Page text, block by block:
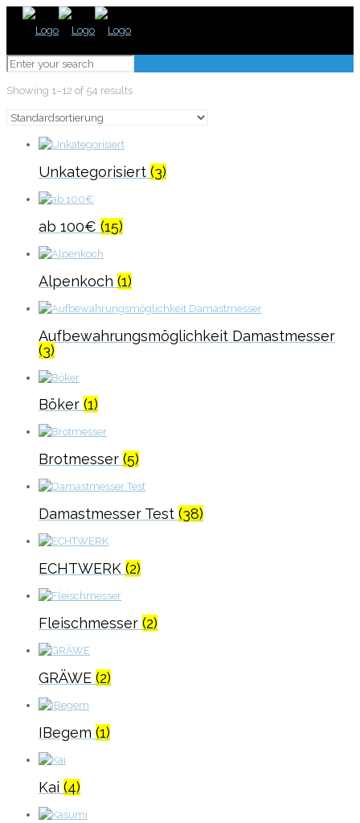
Showing 1–12 of 54 results
Unkategorisiert (3)
ab 100€ (15)
Alpenkoch (1)
Aufbewahrungsmöglichkeit Damastmesser
(3)
Böker (1)
Brotmesser (5)
Damastmesser Test (38)
ECHTWERK (2)
Fleischmesser (2)
GRÄWE (2)
IBegem (1)
Kai (4)